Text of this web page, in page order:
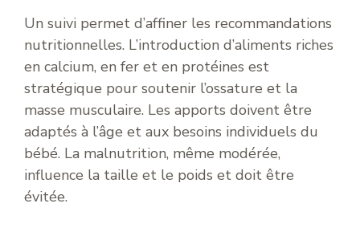
Un suivi permet d’affiner les recommandations
nutritionnelles. L’introduction d’aliments riches
en calcium, en fer et en protéines est
stratégique pour soutenir l’ossature et la
masse musculaire. Les apports doivent être
adaptés à l’âge et aux besoins individuels du
bébé. La malnutrition, même modérée,
influence la taille et le poids et doit être
évitée.